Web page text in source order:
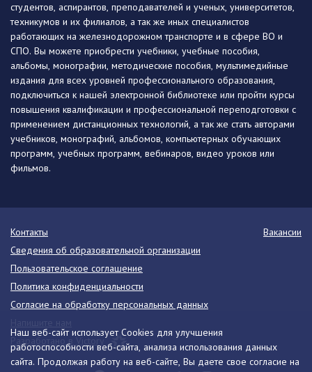
Наш веб-сайт использует Cookies для улучшения
работоспособности веб-сайта, анализа использования данных
сайта. Продолжая работу на веб-сайте, Вы даете свое согласие на
студентов, аспирантов, преподавателей и ученых, университетов,
техникумов и их филиалов, а так же иных специалистов
работающих на железнодорожном транспорте и в сфере ВО и
СПО. Вы можете приобрести учебники, учебные пособия,
альбомы, монографии, методические пособия, мультимедийные
издания для всех уровней профессионального образования,
подключиться к нашей электронной библиотеке или пройти курсы
повышения квалификации и профессиональной переподготовки с
применением дистанционных технологий, а так же стать авторами
учебников, монографий, альбомов, компьютерных обучающих
программ, учебных программ, вебинаров, видео уроков или
фильмов.
Контакты
Вакансии
Сведения об образовательной организации
Пользовательское соглашение
Политика конфиденциальности
Согласие на обработку персональных данных
Разработано в Victory